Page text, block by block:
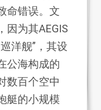
命错误。文
因为其AEGIS
洋舰”，其设
公海构成的
数百个空中
艇的小规模